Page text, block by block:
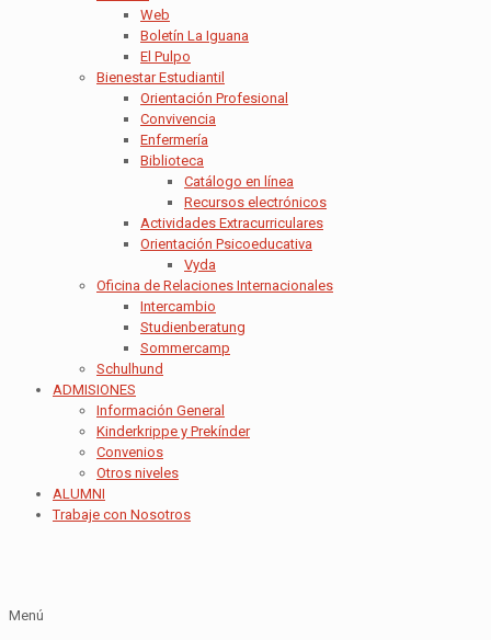
Web
Boletín La Iguana
El Pulpo
Bienestar Estudiantil
Orientación Profesional
Convivencia
Enfermería
Biblioteca
Catálogo en línea
Recursos electrónicos
Actividades Extracurriculares
Orientación Psicoeducativa
Vyda
Oficina de Relaciones Internacionales
Intercambio
Studienberatung
Sommercamp
Schulhund
ADMISIONES
Información General
Kinderkrippe y Prekínder
Convenios
Otros niveles
ALUMNI
Trabaje con Nosotros
Menú